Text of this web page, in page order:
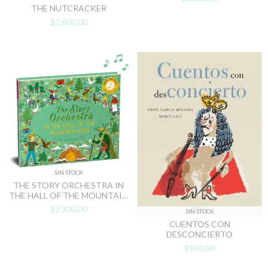
THE NUTCRACKER
$2.600,00
SIN STOCK
THE STORY ORCHESTRA IN
THE HALL OF THE MOUNTAIN
KING
$2.300,00 SIN STOCK
CUENTOS CON
DESCONCIERTO
$980,00